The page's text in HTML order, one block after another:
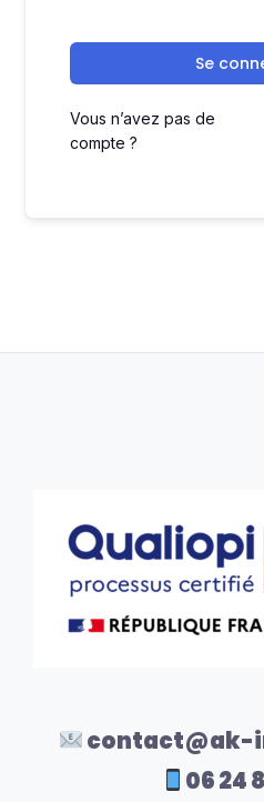
Se
Vous n’avez pas de
compte ?
06 24